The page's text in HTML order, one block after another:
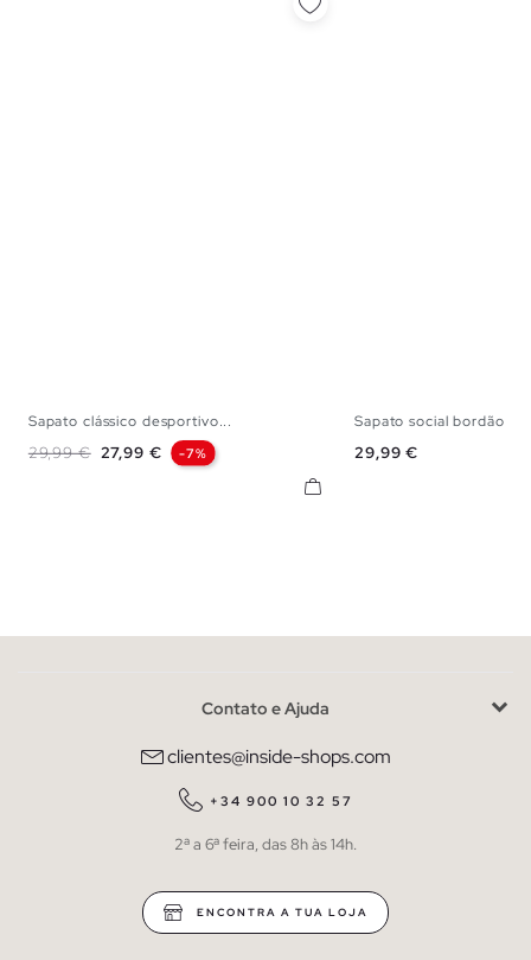
Sapato clássico desportivo...
Preço normal
29,99 € Preço
27,99 € -7%
Sapato social bordão
Preço
29,99 €
Contato e Ajuda
clientes@inside-shops.com
+34 900 10 32 57
2ª a 6ª feira, das 8h às 14h.
ENCONTRA A TUA LOJA